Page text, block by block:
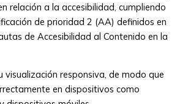
relación a la accesibilidad, cumpliendo
de prioridad 2 (AA) definidos en
de Accesibilidad al Contenido en la
visualización responsiva, de modo que
en dispositivos como